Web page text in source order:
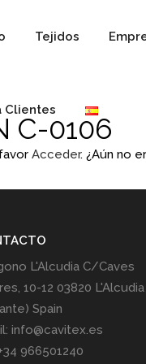
Tejidos
Clientes
C-0106
Acceder. ¿Aún no
L'Alcudia C/Caves
10-12 03820 L'Alcudia
Spain
info@cavitex.es
966501240